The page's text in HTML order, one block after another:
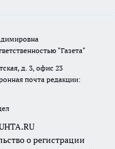
"Газета"
д. 3, офис 23
почта редакции:
о регистрации